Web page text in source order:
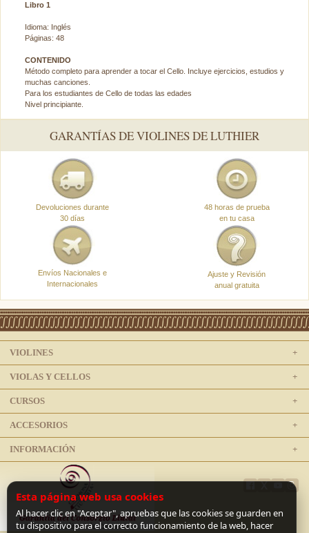
Libro 1
Idioma: Inglés
Páginas: 48
CONTENIDO
Método completo para aprender a tocar el Cello. Incluye ejercicios, estudios y
muchas canciones.
Para los estudiantes de Cello de todas las edades
Nivel principiante.
GARANTÍAS DE VIOLINES DE LUTHIER
Devoluciones durante
30 días
48 horas de prueba
en tu casa
Envíos Nacionales e
Internacionales
Ajuste y Revisión
anual gratuita
VIOLINES
VIOLAS Y CELLOS
CURSOS
ACCESORIOS
INFORMACIÓN
Esta página web usa cookies
Al hacer clic en "Aceptar", apruebas que las cookies se guarden en
tu dispositivo para el correcto funcionamiento de la web, hacer